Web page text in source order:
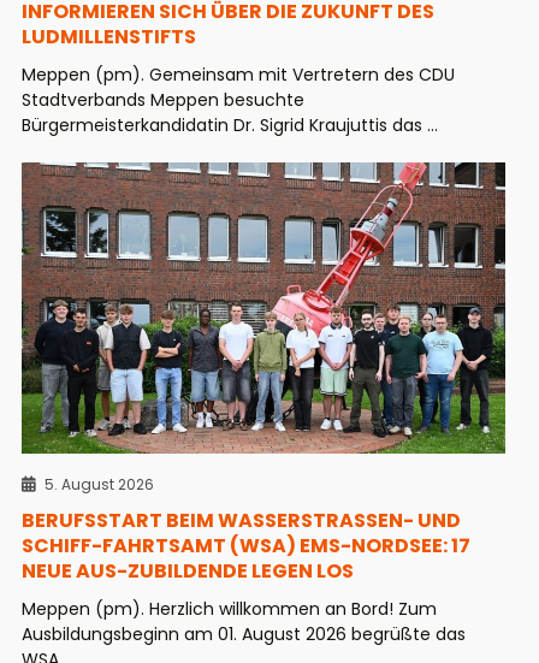
INFORMIEREN SICH ÜBER DIE ZUKUNFT DES
LUDMILLENSTIFTS
Meppen (pm). Gemeinsam mit Vertretern des CDU
Stadtverbands Meppen besuchte
Bürgermeisterkandidatin Dr. Sigrid Kraujuttis das ...
5. August 2026
BERUFSSTART BEIM WASSERSTRASSEN- UND S
CHIFF-FAHRTSAMT (WSA) EMS-NORDSEE: 17 N
EUE AUS-ZUBILDENDE LEGEN LOS
Meppen (pm). Herzlich willkommen an Bord! Zum
Ausbildungsbeginn am 01. August 2026 begrüßte das